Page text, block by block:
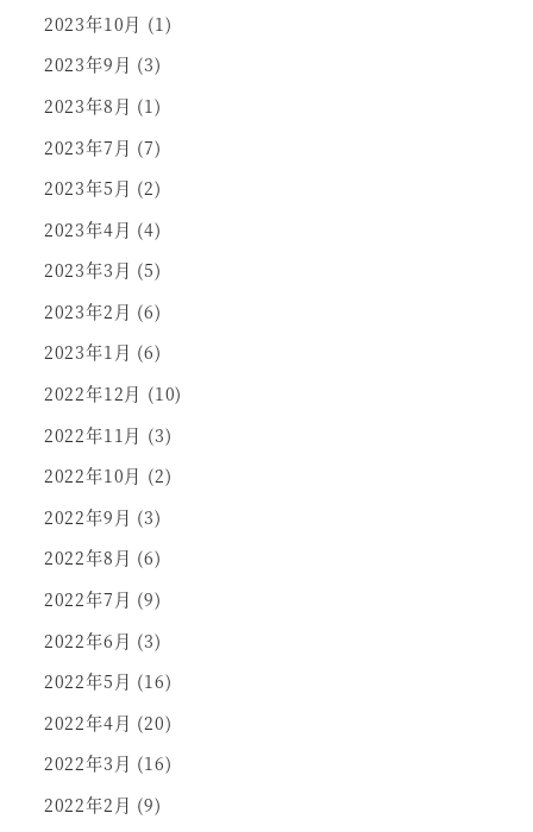
2023年10月 (1)
2023年9月 (3)
2023年8月 (1)
2023年7月 (7)
2023年5月 (2)
2023年4月 (4)
2023年3月 (5)
2023年2月 (6)
2023年1月 (6)
2022年12月 (10)
2022年11月 (3)
2022年10月 (2)
2022年9月 (3)
2022年8月 (6)
2022年7月 (9)
2022年6月 (3)
2022年5月 (16)
2022年4月 (20)
2022年3月 (16)
2022年2月 (9)